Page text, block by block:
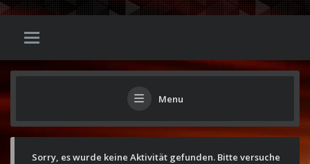
Menu
Sorry, es wurde keine Aktivität gefunden. Bitte versuche